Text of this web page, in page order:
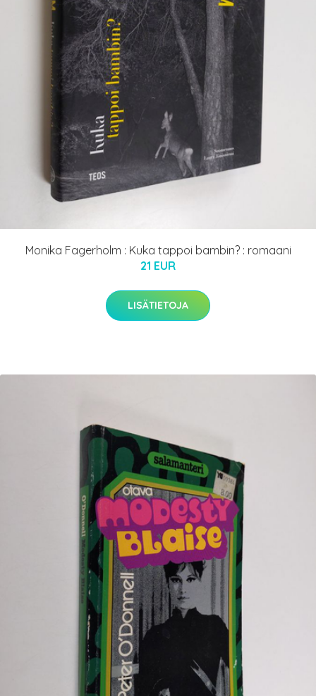
Monika Fagerholm : Kuka tappoi bambin? : romaani
21 EUR
LISÄTIETOJA